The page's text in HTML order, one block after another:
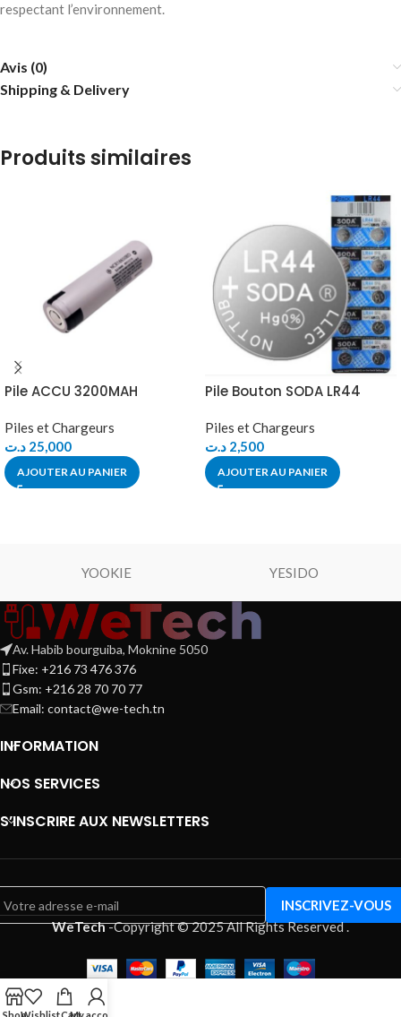
respectant l’environnement.
Avis (0)
Shipping & Delivery
Produits similaires
Pile ACCU 3200MAH
Piles et Chargeurs
25,000 د.ت
AJOUTER AU PANIER
Pile Bouton SODA LR44
Piles et Chargeurs
2,500 د.ت
AJOUTER AU PANIER
YOOKIE YESIDO
Av. Habib bourguiba, Moknine 5050
Fixe: +216 73 476 376
Gsm: +216 28 70 70 77
Email: contact@we-tech.tn
INFORMATION
NOS SERVICES
S’INSCRIRE AUX NEWSLETTERS
WeTech-Copyright © 2025 All Rights Reserved.